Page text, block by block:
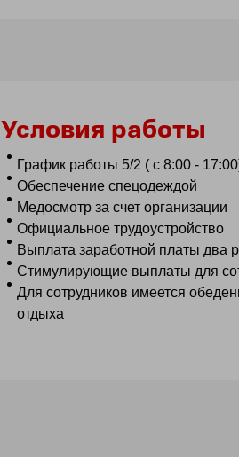
Условия работы
График работы 5/2 ( с 8:00 -
Обеспечение спецодеждой
Медосмотр за счет организации
Официальное трудоустройство
Выплата заработной платы два
Стимулирующие выплаты для
Для сотрудников имеется
отдыха